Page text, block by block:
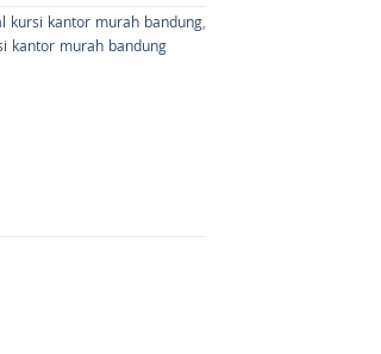
kursi kantor murah bandung,
kantor murah bandung